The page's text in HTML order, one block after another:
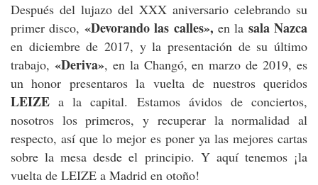
Después del lujazo del XXX aniversario celebrando su
primer disco, «Devorando las calles», en la sala Nazca
en diciembre de 2017, y la presentación de su último
trabajo, «Deriva», en la Changó, en marzo de 2019, es
un honor presentaros la vuelta de nuestros queridos
LEIZE a la capital. Estamos ávidos de conciertos,
nosotros los primeros, y recuperar la normalidad al
respecto, así que lo mejor es poner ya las mejores cartas
sobre la mesa desde el principio. Y aquí tenemos ¡la
vuelta de LEIZE a Madrid en otoño!